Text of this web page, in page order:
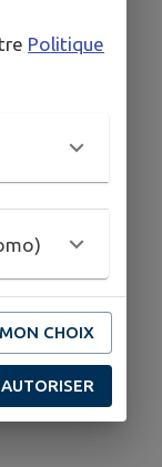
Politique
CHOIX
AUTORISER